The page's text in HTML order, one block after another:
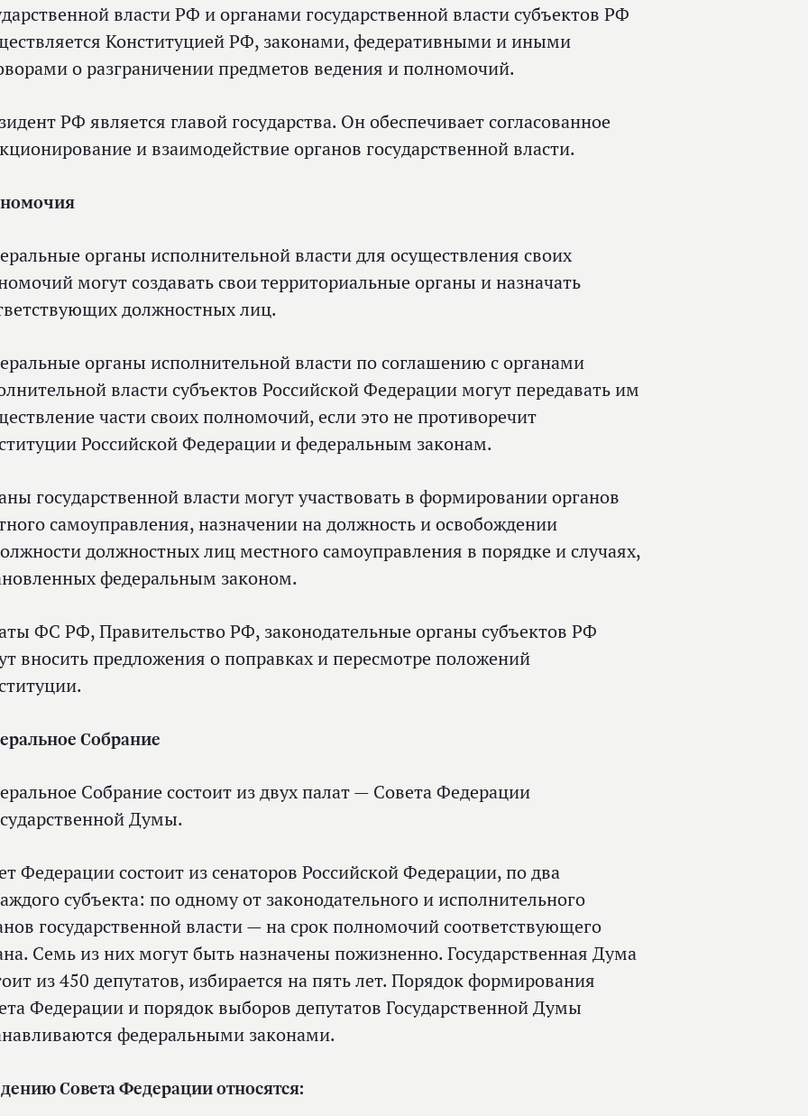
власти РФ и органами государственной власти субъектов РФ
Конституцией РФ, законами, федеративными и иными
о разграничении предметов ведения и полномочий.
РФ является главой государства. Он обеспечивает согласованное
и взаимодействие органов государственной власти.
органы исполнительной власти для осуществления своих
могут создавать свои территориальные органы и назначать
должностных лиц.
органы исполнительной власти по соглашению с органами
власти субъектов Российской Федерации могут передавать им
части своих полномочий, если это не противоречит
Российской Федерации и федеральным законам.
государственной власти могут участвовать в формировании органов
самоуправления, назначении на должность и освобождении
должностных лиц местного самоуправления в порядке и случаях,
федеральным законом.
ФС РФ, Правительство РФ, законодательные органы субъектов РФ
вносить предложения о поправках и пересмотре положений
Собрание
Собрание состоит из двух палат — Совета Федерации
Думы.
Федерации состоит из сенаторов Российской Федерации, по два
субъекта: по одному от законодательного и исполнительного
государственной власти — на срок полномочий соответствующего
Семь из них могут быть назначены пожизненно. Государственная Дума
из 450 депутатов, избирается на пять лет. Порядок формирования
Федерации и порядок выборов депутатов Государственной Думы
федеральными законами.
Совета Федерации относятся: